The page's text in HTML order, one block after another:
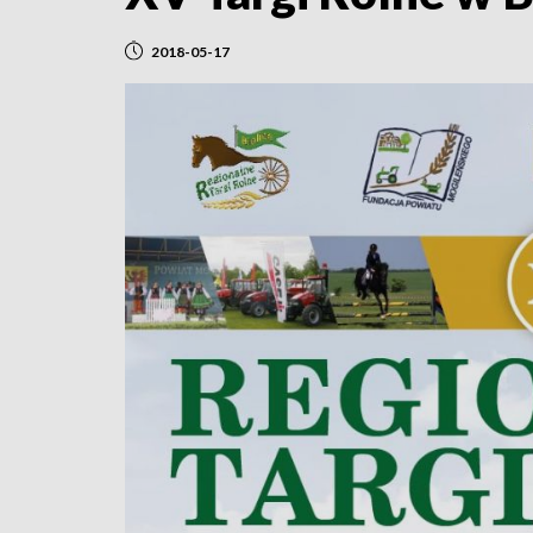
2018-05-17